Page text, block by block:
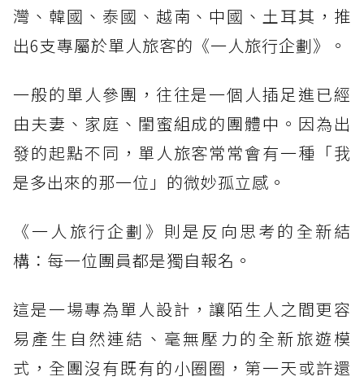
灣、韓國、泰國、越南、中國、土耳其，推
出6支專屬於單人旅客的《一人旅行企劃》。
一般的單人參團，往往是一個人插足進已經
由夫妻、家庭、閨蜜組成的團體中。因為出
發的起點不同，單人旅客常常會有一種「我
是多出來的那一位」的微妙孤立感。
《一人旅行企劃》則是反向思考的全新結
構：每一位團員都是獨自報名。
這是一場專為單人設計，讓陌生人之間更容
易產生自然連結、毫無壓力的全新旅遊模
式，全團沒有既有的小圈圈，第一天或許還